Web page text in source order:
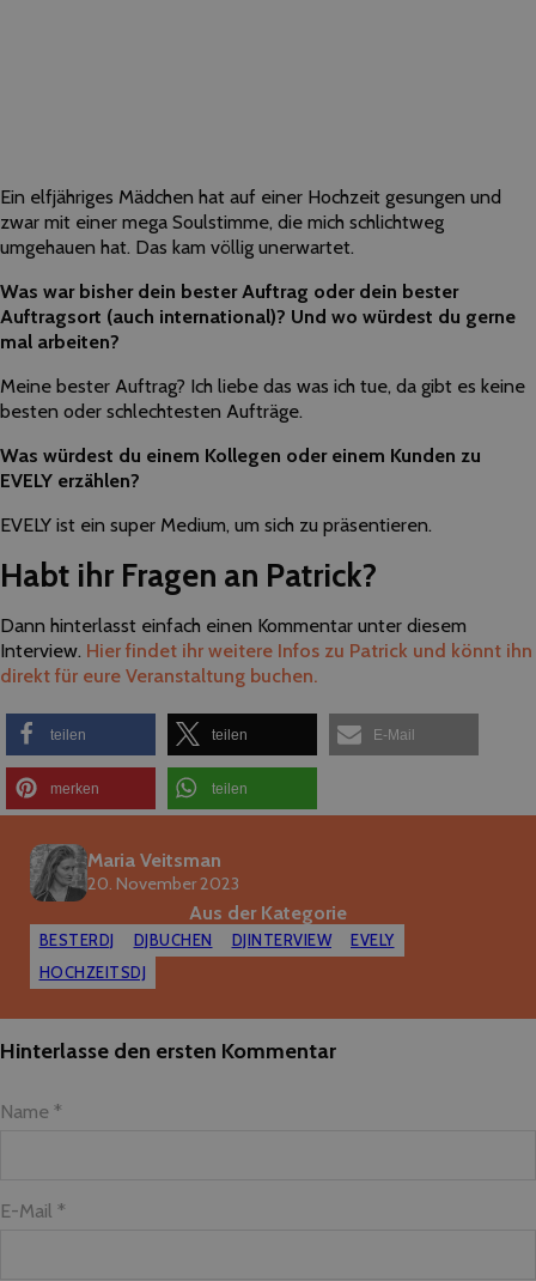
Ein elfjähriges Mädchen hat auf einer Hochzeit gesungen und
zwar mit einer mega Soulstimme, die mich schlichtweg
umgehauen hat. Das kam völlig unerwartet.
Was war bisher dein bester Auftrag oder dein bester
Auftragsort (auch international)? Und wo würdest du gerne
mal arbeiten?
Meine bester Auftrag? Ich liebe das was ich tue, da gibt es keine
besten oder schlechtesten Aufträge.
Was würdest du einem Kollegen oder einem Kunden zu
EVELY erzählen?
EVELY ist ein super Medium, um sich zu präsentieren.
Habt ihr Fragen an Patrick?
Dann hinterlasst einfach einen Kommentar unter diesem
Interview. Hier findet ihr weitere Infos zu Patrick und könnt ihn
direkt für eure Veranstaltung buchen.
teilen teilen E-Mail
merken teilen
Maria Veitsman
20. November 2023
Aus der Kategorie
BESTERDJ DJBUCHEN DJINTERVIEW
EVELY
HOCHZEITSDJ
Hinterlasse den ersten Kommentar
Name *
E-Mail *